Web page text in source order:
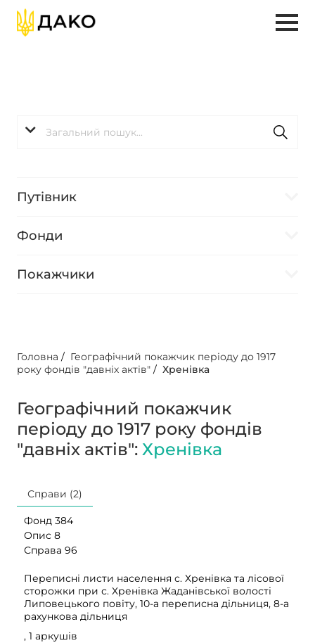
Путівник
Фонди
Покажчики
Головна / Географічний покажчик періоду до 1917
року фондів "давніх актів" / Хренівка
Географічний покажчик
періоду до 1917 року фондів
"давніх актів": Хренівка
Справи (2)
Фонд 384
Опис 8
Справа 96
Переписні листи населення с. Хренівка та лісової
сторожки при с. Хренівка Жаданівської волості
Липовецького повіту, 10-а переписна дільниця, 8-а
рахункова дільниця
, 1 аркушів